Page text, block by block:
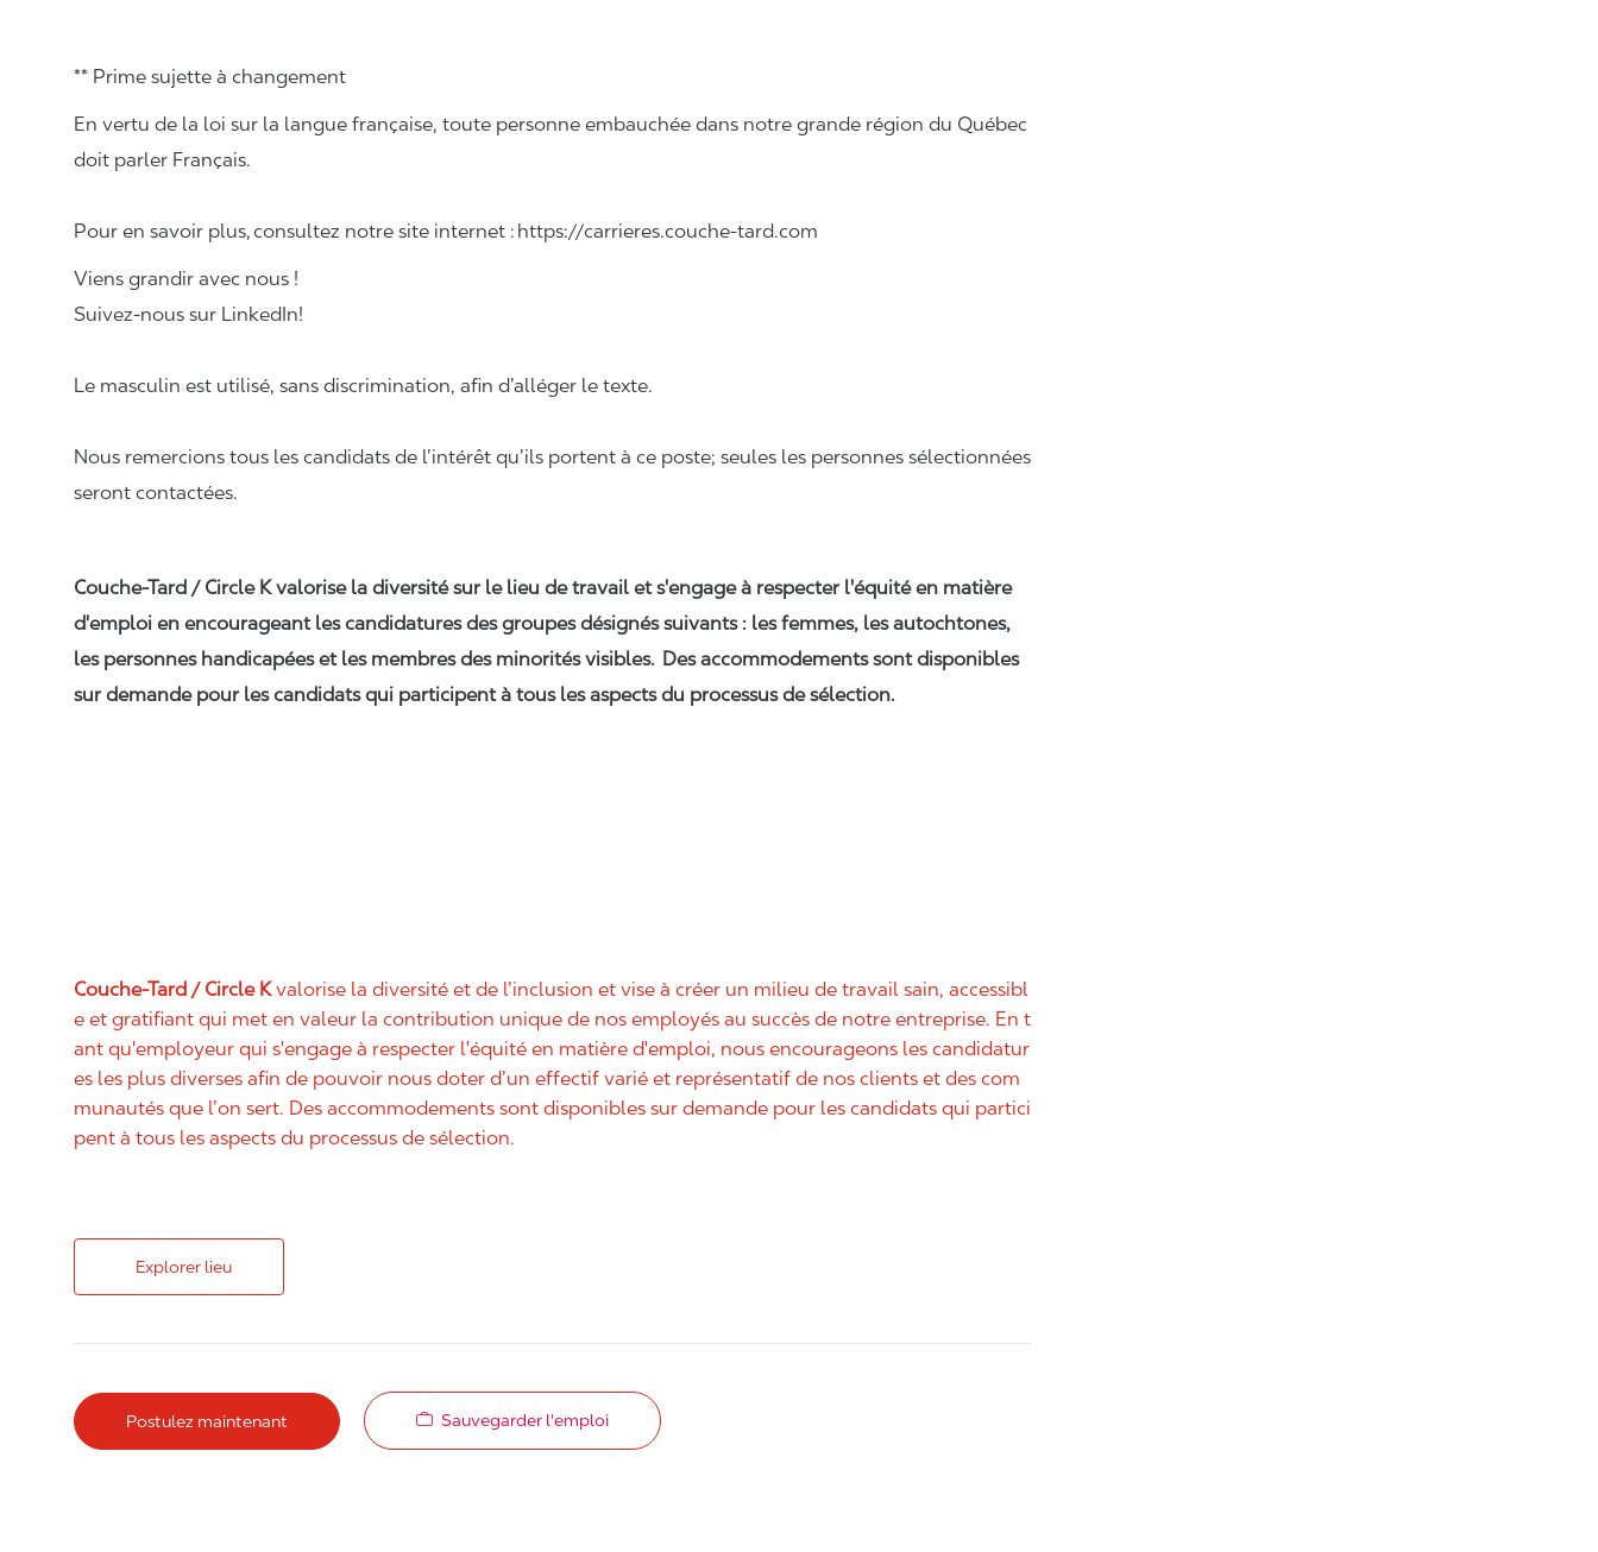
** Prime sujette à changement
En vertu de la loi sur la langue française, toute personne embauchée dans notre grande région du Québec
doit parler Français.
Pour en savoir plus, consultez notre site internet : https://carrieres.couche-tard.com
Viens grandir avec nous !
Suivez-nous sur LinkedIn!
Le masculin est utilisé, sans discrimination, afin d’alléger le texte.
Nous remercions tous les candidats de l’intérêt qu’ils portent à ce poste; seules les personnes sélectionnées
seront contactées.
Couche-Tard / Circle K valorise la diversité sur le lieu de travail et s'engage à respecter l'équité en matière
d'emploi en encourageant les candidatures des groupes désignés suivants : les femmes, les autochtones,
les personnes handicapées et les membres des minorités visibles. Des accommodements sont disponibles
sur demande pour les candidats qui participent à tous les aspects du processus de sélection.
Couche-Tard / Circle Kvalorise la diversité et de l’inclusion et vise à créer un milieu de travail sain, accessibl
e et gratifiant qui met en valeur la contribution unique de nos employés au succès de notre entreprise. En t
ant qu'employeur qui s'engage à respecter l'équité en matière d'emploi, nous encourageons les candidatur
es les plus diverses afin de pouvoir nous doter d’un effectif varié et représentatif de nos clients et des com
munautés que l’on sert. Des accommodements sont disponibles sur demande pour les candidats qui partici
pent à tous les aspects du processus de sélection.
Explorer lieu
Postulez maintenant Sauvegarder l'emploi